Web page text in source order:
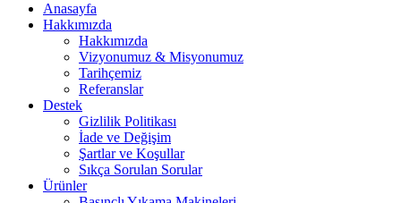
Anasayfa
Hakkımızda
Hakkımızda
Vizyonumuz & Misyonumuz
Tarihçemiz
Referanslar
Destek
Gizlilik Politikası
İade ve Değişim
Şartlar ve Koşullar
Sıkça Sorulan Sorular
Ürünler